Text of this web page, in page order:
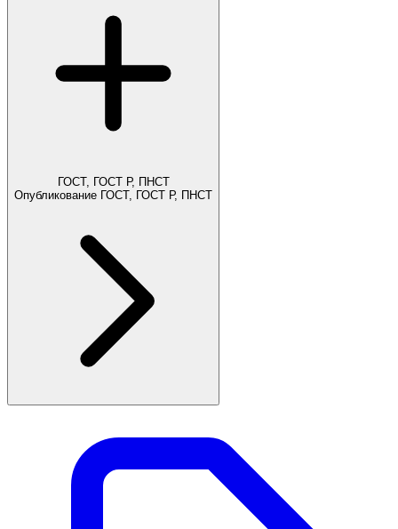
ГОСТ, ГОСТ Р, ПНСТ
Опубликование ГОСТ, ГОСТ Р, ПНСТ